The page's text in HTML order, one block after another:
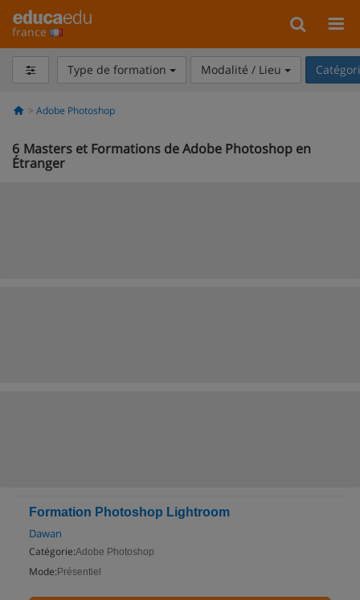
france
Type de formation Modalité / Lieu
Adobe Photoshop
6 Masters et Formations de Adobe Photoshop en
Étranger
Formation Photoshop Lightroom
Dawan
Catégorie:Adobe Photoshop
Mode: Présentiel